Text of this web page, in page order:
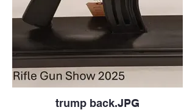
trump back.JPG